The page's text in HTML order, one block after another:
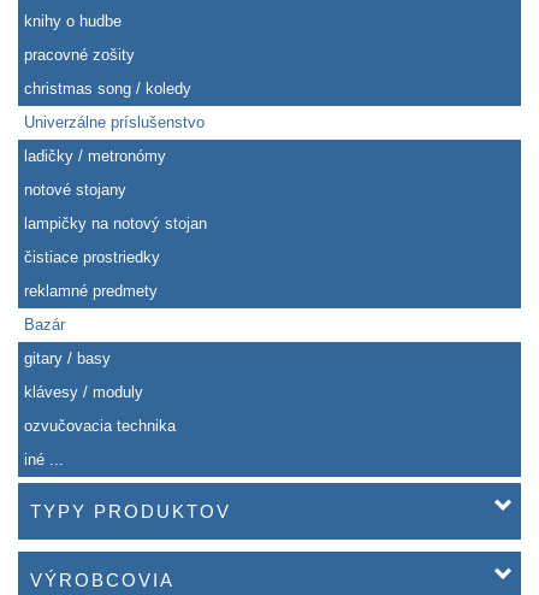
knihy o hudbe
pracovné zošity
christmas song / koledy
Univerzálne príslušenstvo
ladičky / metronómy
notové stojany
lampičky na notový stojan
čistiace prostriedky
reklamné predmety
Bazár
gitary / basy
klávesy / moduly
ozvučovacia technika
iné ...
TYPY PRODUKTOV
VÝROBCOVIA